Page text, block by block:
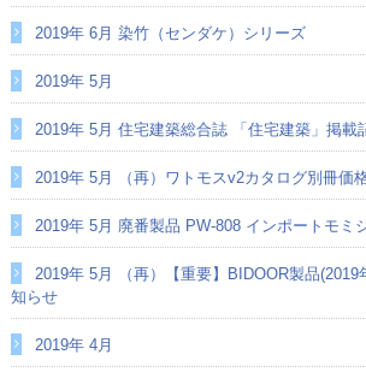
2019年 6月 染竹（センダケ）シリーズ
2019年 5月
2019年 5月 住宅建築総合誌 「住宅建築」掲載
2019年 5月 （再）ワトモスv2カタログ別冊価
2019年 5月 廃番製品 PW-808 インポートモミ
2019年 5月 （再）【重要】BIDOOR製品(2019
知らせ
2019年 4月